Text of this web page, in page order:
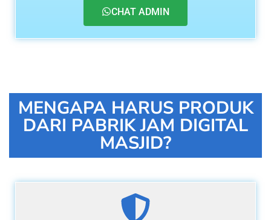
CHAT ADMIN
MENGAPA HARUS PRODUK
DARI PABRIK JAM DIGITAL
MASJID?